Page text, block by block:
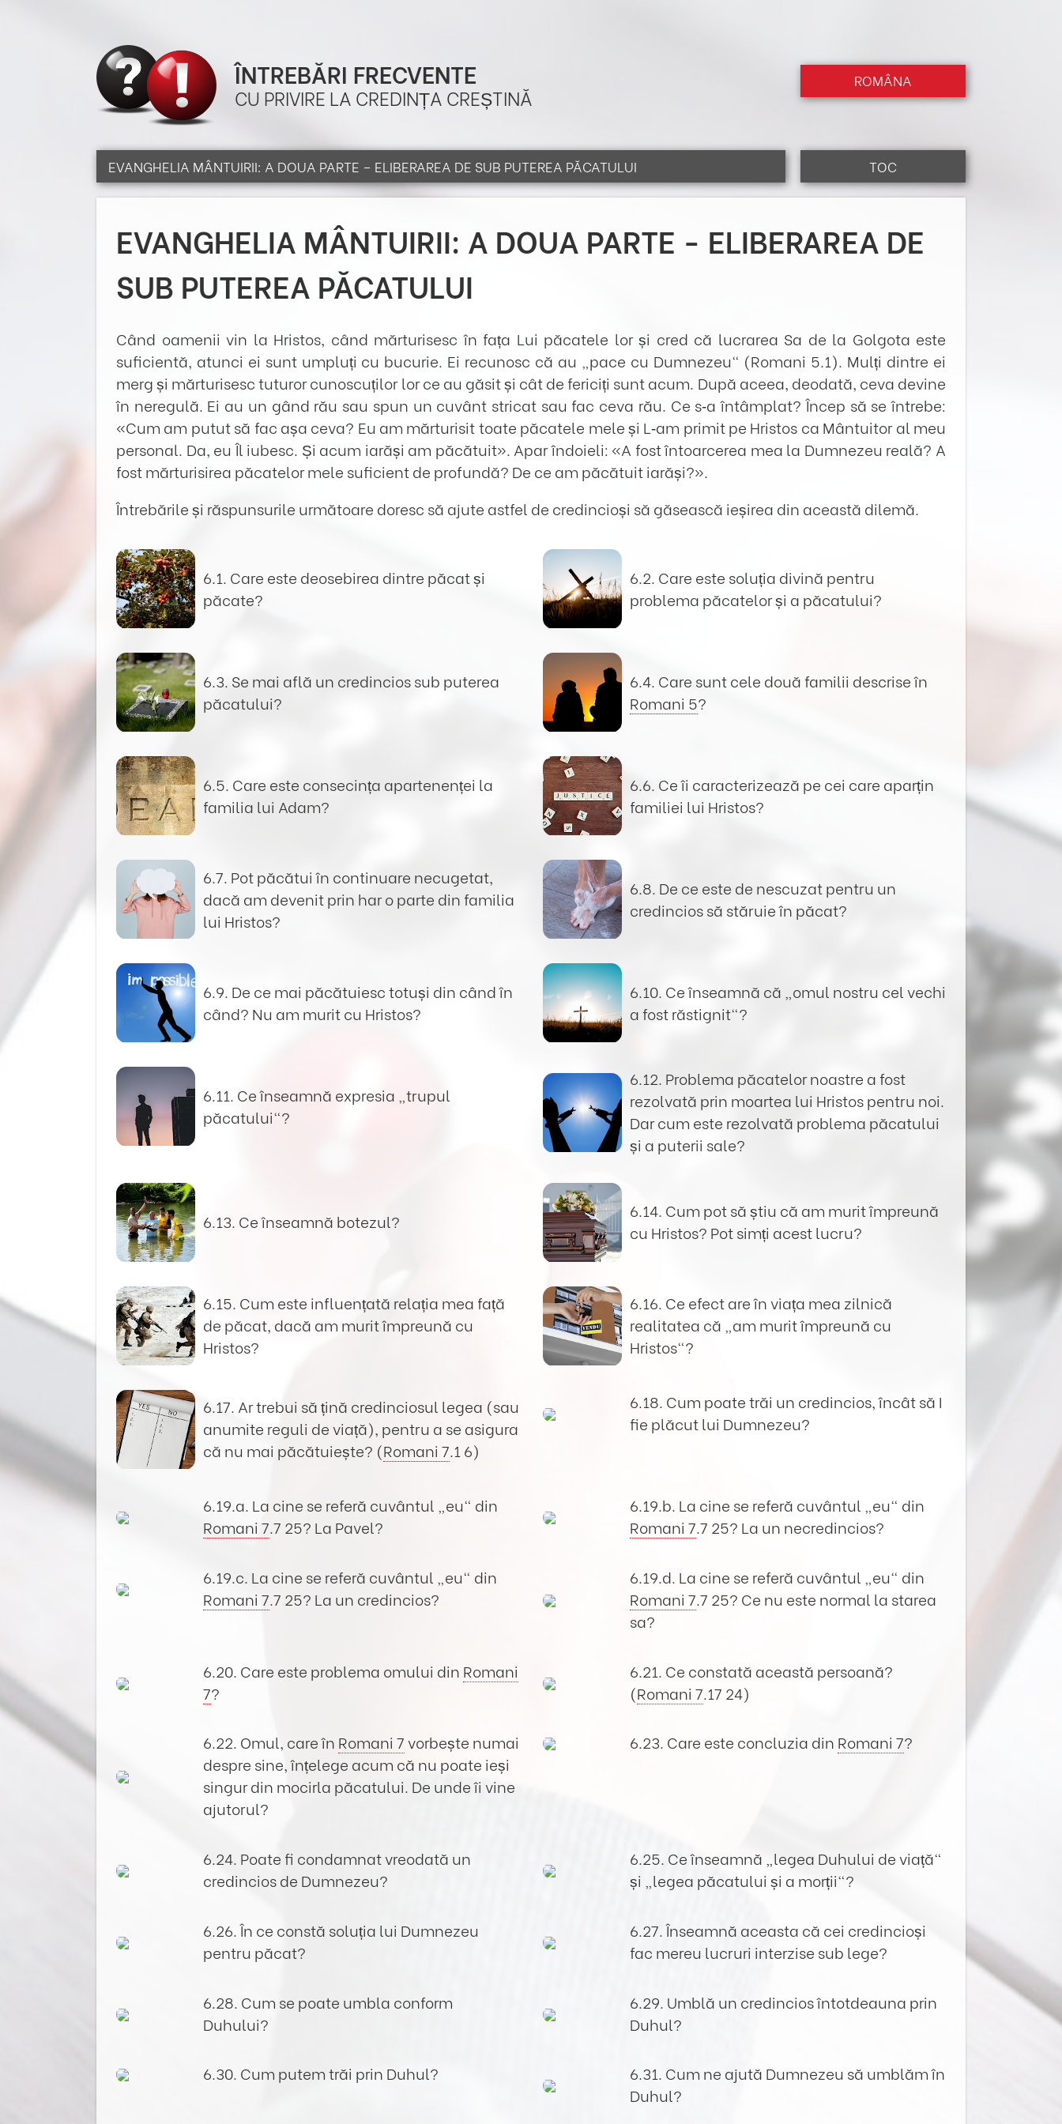
ÎNTREBĂRI FRECVENTE
CU PRIVIRE LA CREDINȚA CREȘTINĂ
ROMÂNA
EVANGHELIA MÂNTUIRII: A DOUA PARTE – ELIBERAREA DE SUB PUTEREA PĂCATULUI TOC
EVANGHELIA MÂNTUIRII: A DOUA PARTE - ELIBERAREA DE
SUB PUTEREA PĂCATULUI
Când oamenii vin la Hristos, când mărturisesc în fața Lui păcatele lor și cred că lucrarea Sa de la Golgota este
suficientă, atunci ei sunt umpluți cu bucurie. Ei recunosc că au „pace cu Dumnezeu“ (Romani 5.1). Mulți dintre ei
merg și mărturisesc tuturor cunoscuților lor ce au găsit și cât de fericiți sunt acum. După aceea, deodată, ceva devine
în neregulă. Ei au un gând rău sau spun un cuvânt stricat sau fac ceva rău. Ce s‑a întâmplat? Încep să se întrebe:
«Cum am putut să fac așa ceva? Eu am mărturisit toate păcatele mele și L‑am primit pe Hristos ca Mântuitor al meu
personal. Da, eu Îl iubesc. Și acum iarăși am păcătuit». Apar îndoieli: «A fost întoarcerea mea la Dumnezeu reală? A
fost mărturisirea păcatelor mele suficient de profundă? De ce am păcătuit iarăși?».
Întrebările și răspunsurile următoare doresc să ajute astfel de credincioși să găsească ieșirea din această dilemă.
6.1. Care este deosebirea dintre păcat și
păcate?
6.2. Care este soluția divină pentru
problema păcatelor și a păcatului?
6.3. Se mai află un credincios sub puterea
păcatului?
6.4. Care sunt cele două familii descrise în
Romani 5?
6.5. Care este consecința apartenenței la
familia lui Adam?
6.6. Ce îi caracterizează pe cei care aparțin
familiei lui Hristos?
6.7. Pot păcătui în continuare necugetat,
dacă am devenit prin har o parte din familia
lui Hristos?
6.8. De ce este de nescuzat pentru un
credincios să stăruie în păcat?
6.9. De ce mai păcătuiesc totuși din când în
când? Nu am murit cu Hristos?
6.10. Ce înseamnă că „omul nostru cel vechi
a fost răstignit“?
6.11. Ce înseamnă expresia „trupul
păcatului“?
6.12. Problema păcatelor noastre a fost
rezolvată prin moartea lui Hristos pentru noi.
Dar cum este rezolvată problema păcatului
și a puterii sale?
6.13. Ce înseamnă botezul?
6.14. Cum pot să știu că am murit împreună
cu Hristos? Pot simți acest lucru?
6.15. Cum este influențată relația mea față
de păcat, dacă am murit împreună cu
Hristos?
6.16. Ce efect are în viața mea zilnică
realitatea că „am murit împreună cu
Hristos“?
6.17. Ar trebui să țină credinciosul legea (sau
anumite reguli de viață), pentru a se asigura
că nu mai păcătuiește? (Romani 7.1 6)
6.18. Cum poate trăi un credincios, încât să I
fie plăcut lui Dumnezeu?
6.19.a. La cine se referă cuvântul „eu“ din
Romani 7.7 25? La Pavel?
6.19.b. La cine se referă cuvântul „eu“ din
Romani 7.7 25? La un necredincios?
6.19.c. La cine se referă cuvântul „eu“ din
Romani 7.7 25? La un credincios?
6.19.d. La cine se referă cuvântul „eu“ din
Romani 7.7 25? Ce nu este normal la starea
sa?
6.20. Care este problema omului din Romani
7?
6.21. Ce constată această persoană?
(Romani 7.17 24)
6.22. Omul, care în Romani 7vorbește numai
despre sine, înțelege acum că nu poate ieși
singur din mocirla păcatului. De unde îi vine
ajutorul?
6.23. Care este concluzia din Romani 7?
6.24. Poate fi condamnat vreodată un
credincios de Dumnezeu?
6.25. Ce înseamnă „legea Duhului de viață“
și „legea păcatului și a morții“?
6.26. În ce constă soluția lui Dumnezeu
pentru păcat?
6.27. Înseamnă aceasta că cei credincioși
fac mereu lucruri interzise sub lege?
6.28. Cum se poate umbla conform
Duhului?
6.29. Umblă un credincios întotdeauna prin
Duhul?
6.30. Cum putem trăi prin Duhul?
6.31. Cum ne ajută Dumnezeu să umblăm în
Duhul?